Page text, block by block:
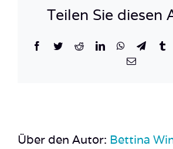
Teilen Sie diesen
Facebook
TwitterRedditLinkedInWhatsApp
E-
Über den Autor: Bettina